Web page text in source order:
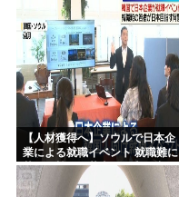
【人材獲得へ】ソウルで日本企
業による就職イベント 就職難に
苦しむ韓国の若者が日本に注目